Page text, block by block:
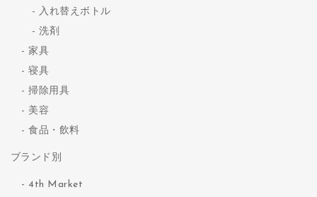
入れ替えボトル
洗剤
家具
寝具
掃除用具
美容
食品・飲料
ブランド別
4th Market